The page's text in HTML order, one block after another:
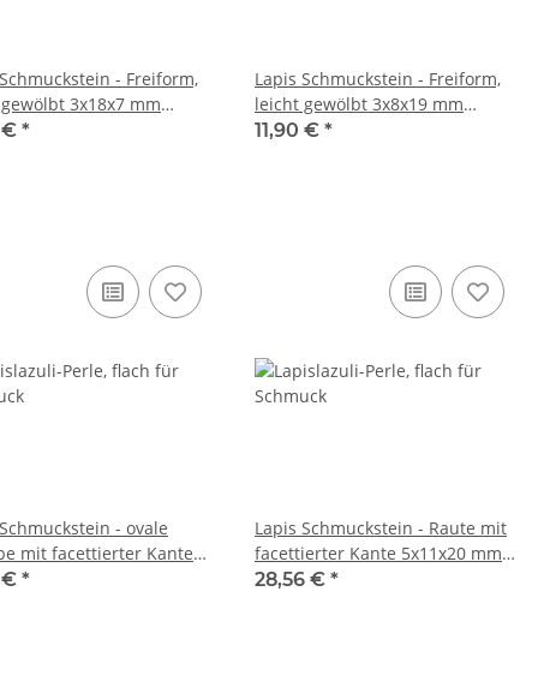
- Freiform,
3x18x7 mm
/R281
€ *
Lapis Schmuckstein - Freiform,
leicht gewölbt 3x8x19 mm
royalblau /R284
11,90 € *
- ovale
mit facettierter Kante
mm royalblau /R288
€ *
Lapis Schmuckstein - Raute mit
facettierter Kante 5x11x20 mm
royalblau /R265
28,56 € *